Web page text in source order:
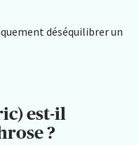
déséquilibrer un
est-il
?